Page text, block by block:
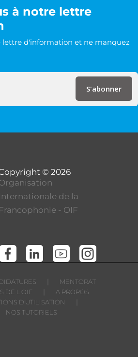
à notre lettre
lettre d'information et ne manquez
MENTORAT
DE L'OIF A PROPOS
D'UTILISATION
NOS TUTORIELS
Internationale de la
Francophonie - OIF